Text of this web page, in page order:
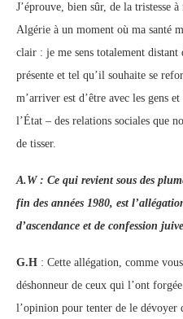
J’éprouve, bien sûr, de la tristesse
Algérie à un moment où ma santé
clair : je me sens totalement distant
présente et tel qu’il souhaite se
m’arriver est d’être avec les gens
l’État – des relations sociales que
de tisser.
A.W : Ce qui revient sous des
fin des années 1980, est
d’ascendance et de confession
G.H : Cette allégation, comme
déshonneur de ceux qui l’ont
l’opinion pour tenter de le dévoyer